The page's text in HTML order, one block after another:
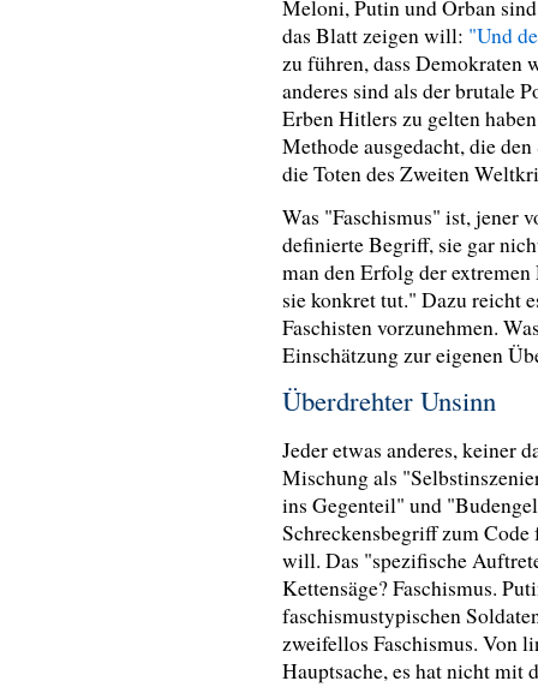
Meloni, Putin und Orban
das Blatt zeigen will: "Und
zu führen, dass
anderes sind als der brutale
Erben Hitlers zu gelten
Methode ausgedacht, die
die Toten des Zweiten
Was "Faschismus" ist, jener
definierte Begriff, sie gar
man den Erfolg der extremen
sie konkret tut." Dazu reicht
Faschisten vorzunehmen.
Einschätzung zur eigenen
Überdrehter Unsinn
Jeder etwas anderes, keiner
Mischung als
ins Gegenteil" und
Schreckensbegriff zum
will. Das "spezifische
Kettensäge? Faschismus.
faschismustypischen
zweifellos Faschismus. Von
Hauptsache, es hat nicht mit